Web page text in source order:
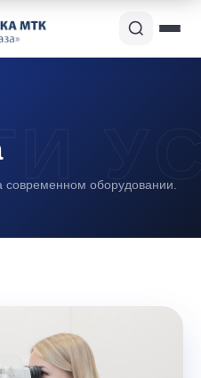
оборудовании.